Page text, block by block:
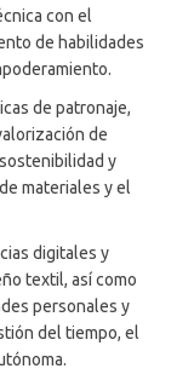
con el
de habilidades
de patronaje,
de
y
materiales y el
digitales y
textil, así como
personales y
del tiempo, el